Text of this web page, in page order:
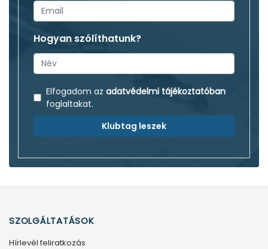
Hogyan szólíthatunk?
Elfogadom az adatvédelmi tájékoztatóban
foglaltakat.
Klubtag leszek
SZOLGÁLTATÁSOK
Hírlevél feliratkozás